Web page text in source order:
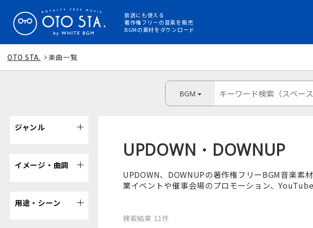
放送にも使える
著作権フリーの音楽を販売
BGMの素材をダウンロード
OTO STA. 楽曲一覧
BGM
UPDOWN・DOWNUP
UPDOWN、DOWNUPの著作権フリーBGM音楽素
業イベントや催事会場のプロモーション、
検索結果 11件
ジャンル
イメージ・曲調
用途・シーン